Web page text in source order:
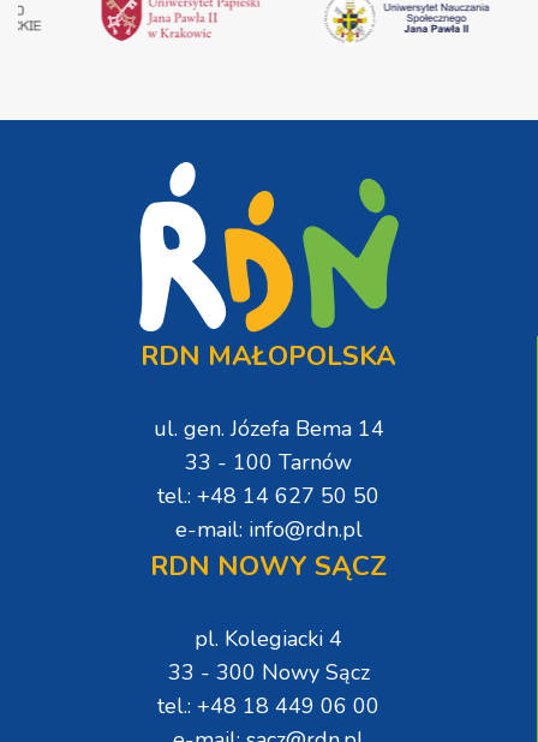
RDN MAŁOPOLSKA
ul. gen. Józefa Bema 14
33 - 100 Tarnów
tel.: +48 14 627 50 50
e-mail: info@rdn.pl
RDN NOWY SĄCZ
pl. Kolegiacki 4
33 - 300 Nowy Sącz
tel.: +48 18 449 06 00